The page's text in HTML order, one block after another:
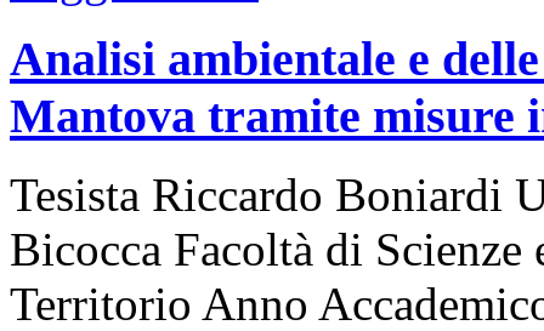
Analisi ambientale e
Mantova tramite misure
Tesista Riccardo Boniardi
Bicocca Facoltà di
Territorio Anno